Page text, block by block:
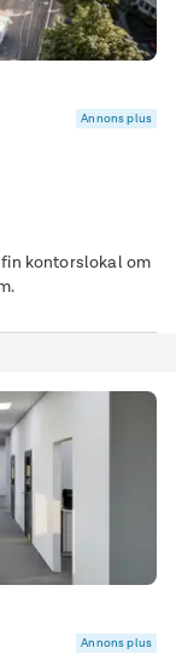
Annons plus
kontorslokal om
Annons plus